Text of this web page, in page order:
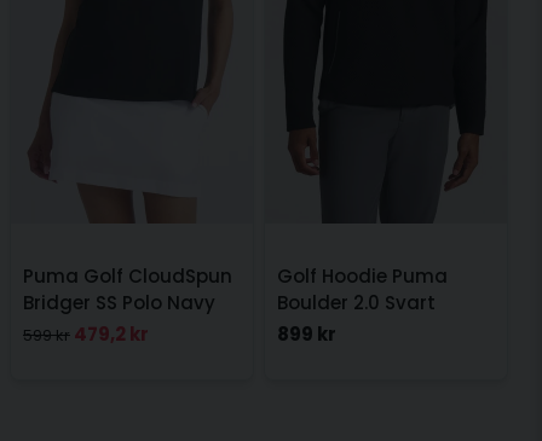
Puma Golf CloudSpun
Bridger SS Polo Navy
599 kr 479,2 kr
Golf Hoodie Puma
Boulder 2.0 Svart
899 kr